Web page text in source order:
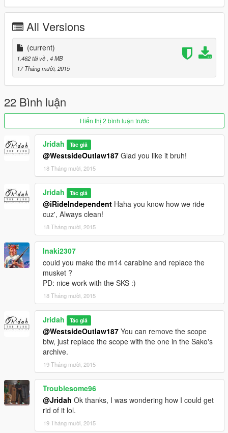
All Versions
(current)
1.462 tải về, 4 MB
17 Tháng mười, 2015
22 Bình luận
Hiển thị 2 bình luận trước
Jridah Tác giả
@WestsideOutlaw187 Glad you like it bruh!
18 Tháng mười, 2015
Jridah Tác giả
@iRideIndependent Haha you know how we ride
cuz', Always clean!
18 Tháng mười, 2015
Inaki2307
could you make the m14 carabine and replace the
musket ?
PD: nice work with the SKS :)
18 Tháng mười, 2015
Jridah Tác giả
@WestsideOutlaw187 You can remove the scope
btw, just replace the scope with the one in the Sako's
archive.
19 Tháng mười, 2015
Troublesome96
@Jridah Ok thanks, I was wondering how I could get
rid of it lol.
19 Tháng mười, 2015